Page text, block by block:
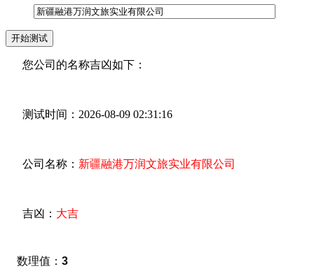
您公司的名称吉凶如下：
测试时间：2026-08-09 02:31:16
公司名称： 新疆融港万润文旅实业有限公司
吉凶： 大吉
数理值： 3